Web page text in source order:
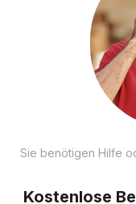
Sie benötigen Hilfe
Kostenlose